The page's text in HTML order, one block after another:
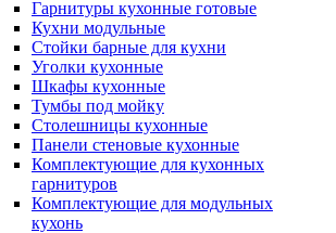
Гарнитуры кухонные готовые
Кухни модульные
Стойки барные для кухни
Уголки кухонные
Шкафы кухонные
Тумбы под мойку
Столешницы кухонные
Панели стеновые кухонные
Комплектующие для кухонных
гарнитуров
Комплектующие для модульных
кухонь